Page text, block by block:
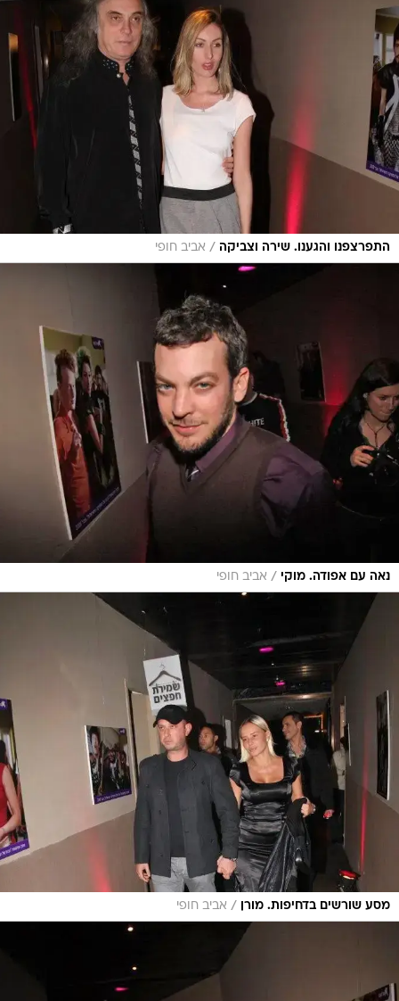
התפרצפנו והגענו. שירה וצביקה / אביב חופי
נאה עם אפודה. מוקי / אביב חופי
מסע שורשים בדחיפות. מורן / אביב חופי